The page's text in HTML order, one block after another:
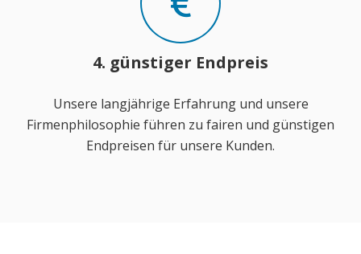
4. günstiger Endpreis
Unsere langjährige Erfahrung und unsere
Firmenphilosophie führen zu fairen und günstigen
Endpreisen für unsere Kunden.